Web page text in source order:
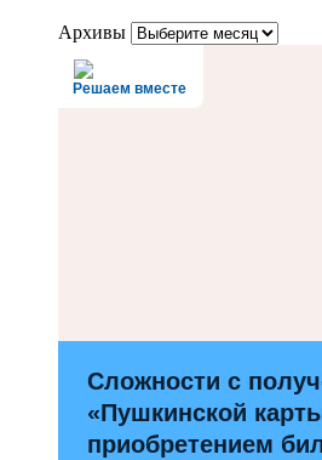
Архивы
Решаем вместе
Сложности с
«Пушкинской
приобретением